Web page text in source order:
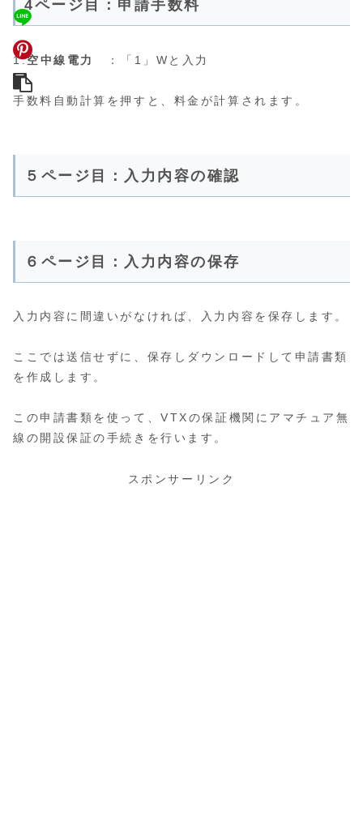
4ページ目：申請手数料
1.空中線電力 ：「1」Wと入力
手数料自動計算を押すと、料金が計算されます。
５ページ目：入力内容の確認
６ページ目：入力内容の保存
入力内容に間違いがなければ、入力内容を保存します。
ここでは送信せずに、保存しダウンロードして申請書類
を作成します。
この申請書類を使って、VTXの保証機関にアマチュア無
線の開設保証の手続きを行います。
スポンサーリンク